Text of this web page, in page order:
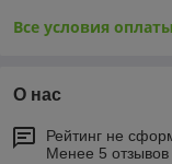
Все условия оплаты
О нас
Рейтинг не
Менее 5 отзывов